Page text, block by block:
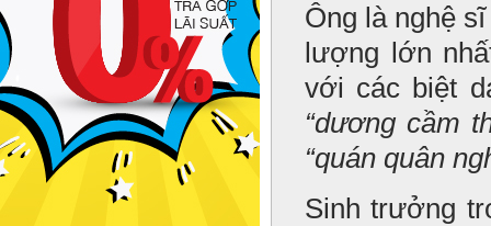
Ông là nghệ
lượng lớn
với các biệt
“dương cầm
“quán quân
Sinh trưởng